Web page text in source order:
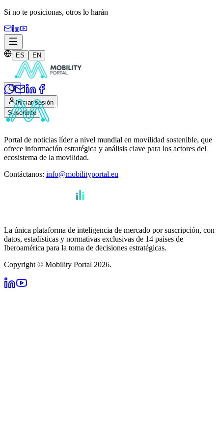
Si no te posicionas, otros lo harán
ES EN
Iniciar sesión
Suscribite
Portal de noticias líder a nivel mundial en movilidad sostenible, que
ofrece información estratégica y análisis clave para los actores del
ecosistema de la movilidad.
Contáctanos: info@mobilityportal.eu
La única plataforma de inteligencia de mercado por suscripción, con
datos, estadísticas y normativas exclusivas de 14 países de
Iberoamérica para la toma de decisiones estratégicas.
Copyright © Mobility Portal 2026.